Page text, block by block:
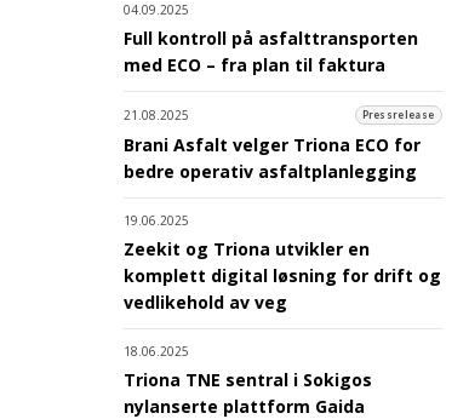
04.09.2025
Full kontroll på asfalttransporten
med ECO – fra plan til faktura
21.08.2025 Pressrelease
Brani Asfalt velger Triona ECO for
bedre operativ asfaltplanlegging
19.06.2025
Zeekit og Triona utvikler en
komplett digital løsning for drift og
vedlikehold av veg
18.06.2025
Triona TNE sentral i Sokigos
nylanserte plattform Gaida